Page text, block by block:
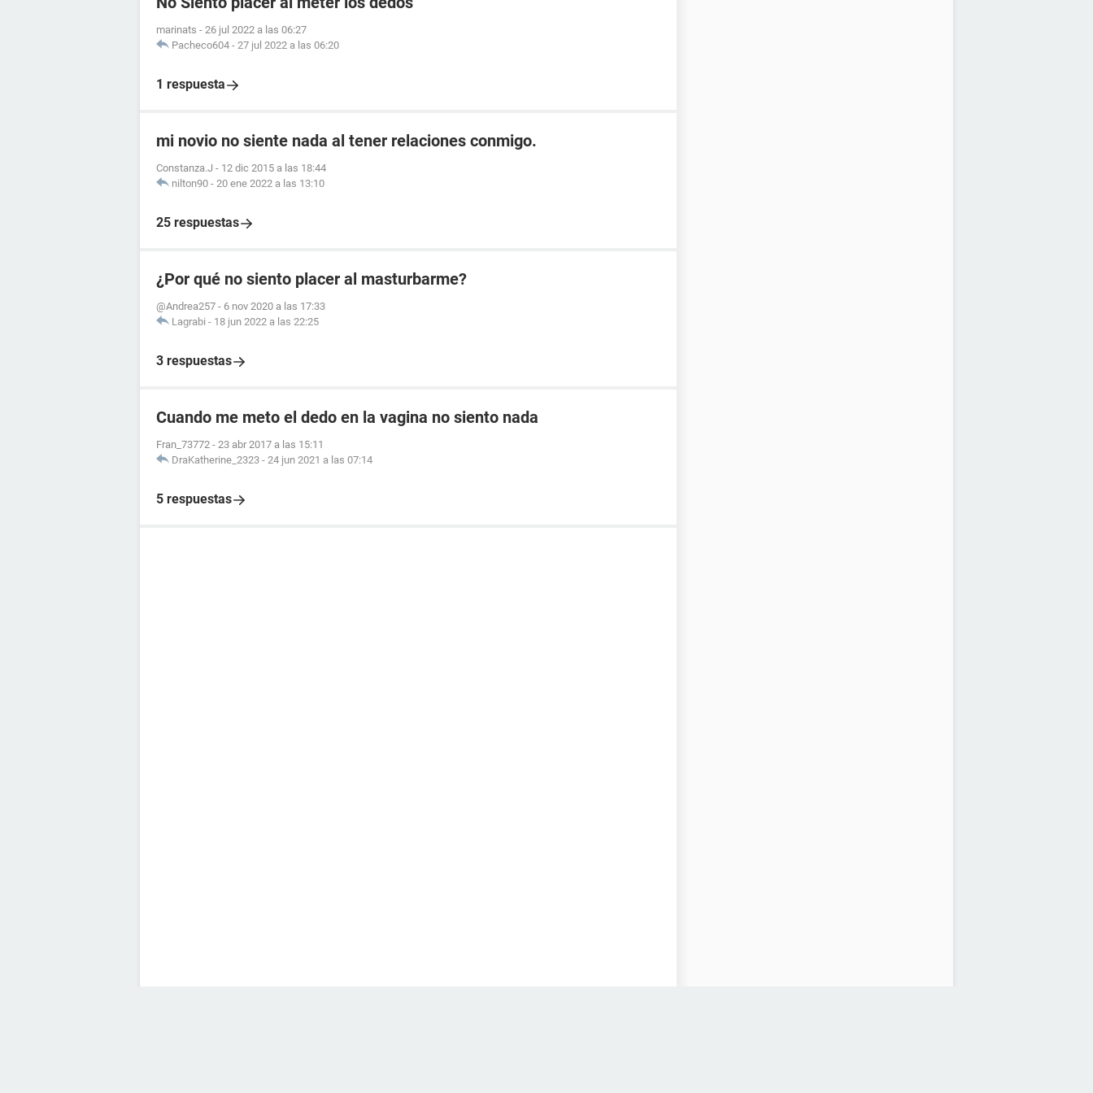
marinats - 26 jul 2022 a las 06:27
Pacheco604 - 27 jul 2022 a las 06:20
1 respuesta
mi novio no siente nada al tener relaciones conmigo.
Constanza.J - 12 dic 2015 a las 18:44
nilton90 - 20 ene 2022 a las 13:10
25 respuestas
¿Por qué no siento placer al masturbarme?
@Andrea257 - 6 nov 2020 a las 17:33
Lagrabi - 18 jun 2022 a las 22:25
3 respuestas
Cuando me meto el dedo en la vagina no siento nada
Fran_73772 - 23 abr 2017 a las 15:11
DraKatherine_2323 - 24 jun 2021 a las 07:14
5 respuestas